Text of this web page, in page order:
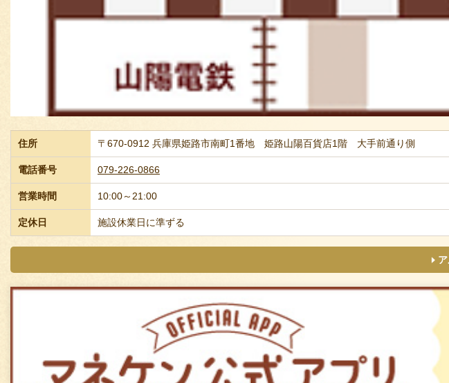
住所 〒670-0912 兵庫県姫路市南町1番地 姫路山陽百貨店1階 大手前通り側
電話番号 079-226-0866
営業時間 10:00～21:00
定休日 施設休業日に準ずる